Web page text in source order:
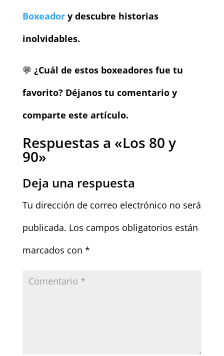
Boxeadory descubre historias
inolvidables.
💬 ¿Cuál de estos boxeadores fue tu
favorito? Déjanos tu comentario y
comparte este artículo.
Respuestas a «Los 80 y
90»
Deja una respuesta
Tu dirección de correo electrónico no será
publicada. Los campos obligatorios están
marcados con *